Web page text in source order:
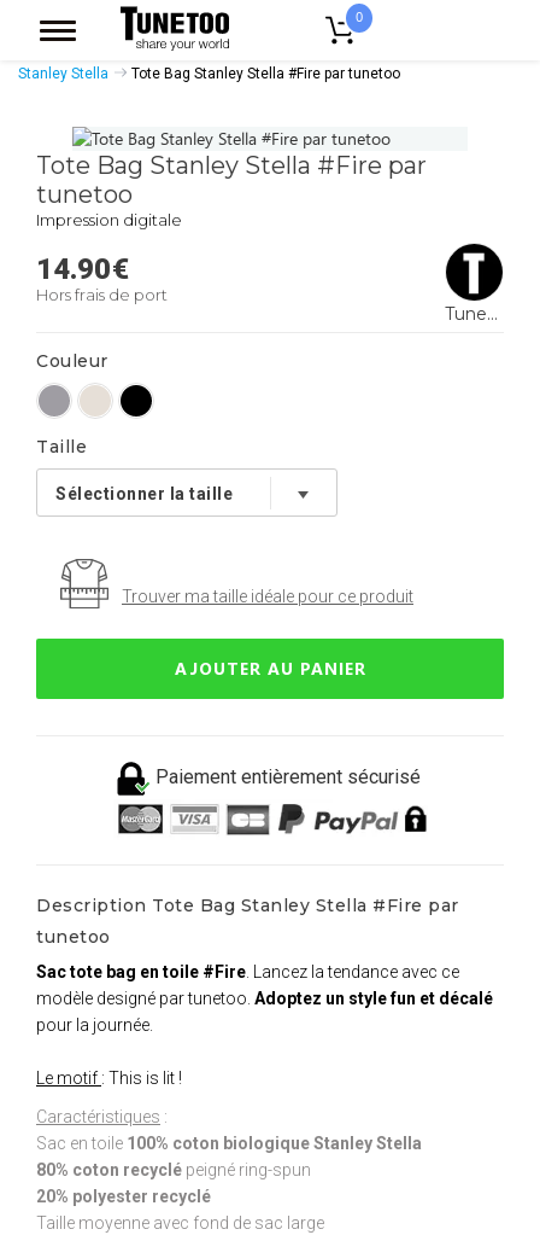
0
Accessoires Casquettes Tote Bags
Stanley Stella
Tote Bag Stanley Stella #Fire par tunetoo
Tote Bag Stanley Stella #Fire par
tunetoo
Impression digitale
14.90€
Hors frais de port
Tunetoo
Couleur
Taille
Trouver ma taille idéale pour ce produit
AJOUTER AU PANIER
Paiement entièrement sécurisé
Description Tote Bag Stanley Stella #Fire par
tunetoo
Sac tote bag en toile #Fire. Lancez la tendance avec ce
modèle designé par tunetoo. Adoptez un style fun et décalé
pour la journée.
Le motif : This is lit !
Caractéristiques :
Sac en toile 100% coton biologique Stanley Stella
80% coton recyclé peigné ring-spun
20% polyester recyclé
Taille moyenne avec fond de sac large